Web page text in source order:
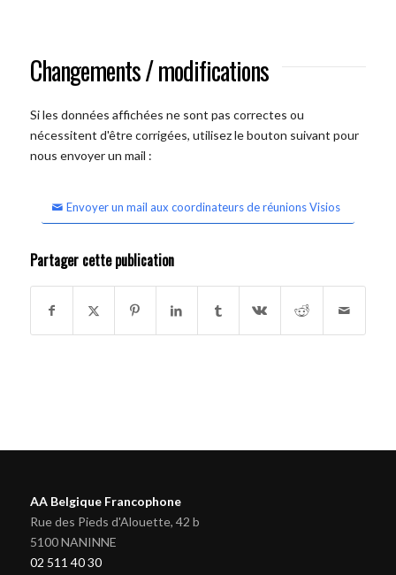
Changements / modifications
Si les données affichées ne sont pas correctes ou
nécessitent d'être corrigées, utilisez le bouton suivant pour
nous envoyer un mail :
Envoyer un mail aux coordinateurs de réunions Visios
Partager cette publication
AA Belgique Francophone
Rue des Pieds d'Alouette, 42 b
5100 NANINNE
02 511 40 30